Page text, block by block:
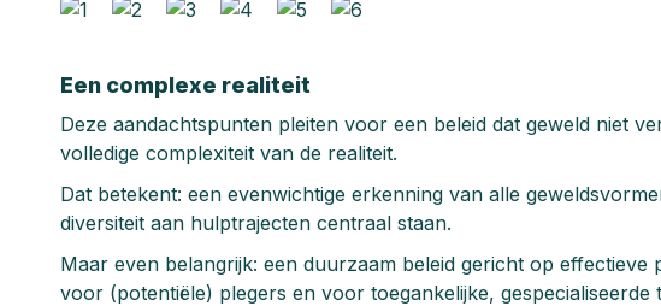
Een complexe realiteit
Deze aandachtspunten pleiten voor een beleid dat geweld niet
volledige complexiteit van de realiteit.
Dat betekent: een evenwichtige erkenning van alle
diversiteit aan hulptrajecten centraal staan.
Maar even belangrijk: een duurzaam beleid gericht op
voor (potentiële) plegers en voor toegankelijke,